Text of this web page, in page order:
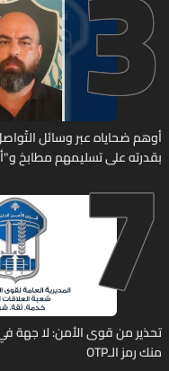
أوهم ضحاياه عبر وسائل
بقدرته على تسليمهم مطابخ
7
تحذير من قوى الأمن: لا جهة
منك رمز الـOTP